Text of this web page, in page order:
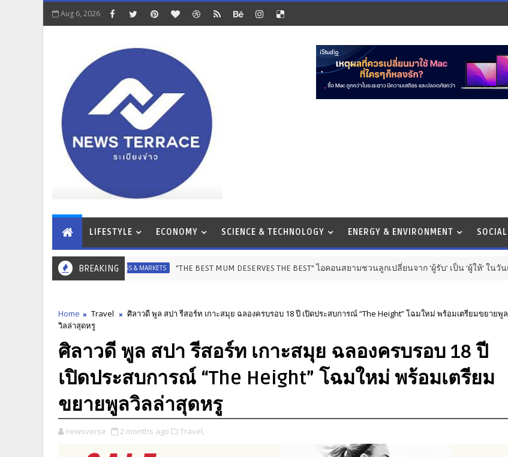
Aug 6, 2026
LIFESTYLE ECONOMY SCIENCE & TECHNOLOGY ENERGY & ENVIRONMENT SOCIAL
BREAKING
BUSINESS & MARKETS “THE BEST MUM DESERVES THE BEST” ไอคอนสยามชวนลูกเปลี่ยนจาก ‘ผู้รับ’ เป็น ‘ผู้ให้’ ในวันแม่
Home Travel
ศิลาวดี พูล สปา รีสอร์ท เกาะสมุย ฉลองครบรอบ 18 ปี เปิดประสบการณ์ “The Height” โฉมใหม่ พร้อมเตรียมขยายพูล
วิลล่าสุดหรู
ศิลาวดี พูล สปา รีสอร์ท เกาะสมุย ฉลองครบรอบ 18 ปี
เปิดประสบการณ์ “The Height” โฉมใหม่ พร้อมเตรียม
ขยายพูลวิลล่าสุดหรู
newsverse 2 months ago Travel,